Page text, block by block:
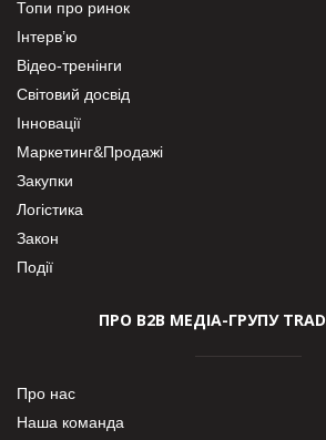
Топи про ринок
Інтерв’ю
Відео-тренінги
Світовий досвід
Інновації
Маркетинг&Продажі
Закупки
Логістика
Закон
Події
ПРО В2В МЕДІА-ГРУПУ
Про нас
Наша команда